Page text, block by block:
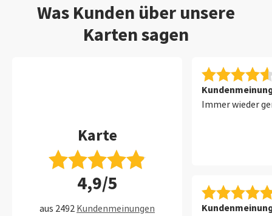
Was Kunden über unsere
Karten sagen
Karte
4,9/5
aus 2492 Kundenmeinungen
Immer wieder